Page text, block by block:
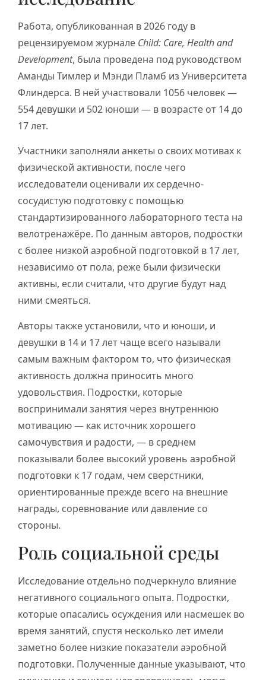
Работа, опубликованная в 2026 году в
рецензируемом журнале Child: Care, Health and
Development, была проведена под руководством
Аманды Тимлер и Мэнди Пламб из Университета
Флиндерса. В ней участвовали 1056 человек —
554 девушки и 502 юноши — в возрасте от 14 до
17 лет.
Участники заполняли анкеты о своих мотивах к
физической активности, после чего
исследователи оценивали их сердечно-
сосудистую подготовку с помощью
стандартизированного лабораторного теста на
велотренажёре. По данным авторов, подростки
с более низкой аэробной подготовкой в 17 лет,
независимо от пола, реже были физически
активны, если считали, что другие будут над
ними смеяться.
Авторы также установили, что и юноши, и
девушки в 14 и 17 лет чаще всего называли
самым важным фактором то, что физическая
активность должна приносить много
удовольствия. Подростки, которые
воспринимали занятия через внутреннюю
мотивацию — как источник хорошего
самочувствия и радости, — в среднем
показывали более высокий уровень аэробной
подготовки к 17 годам, чем сверстники,
ориентированные прежде всего на внешние
награды, соревнование или давление со
стороны.
Роль социальной среды
Исследование отдельно подчеркнуло влияние
негативного социального опыта. Подростки,
которые опасались осуждения или насмешек во
время занятий, спустя несколько лет имели
заметно более низкие показатели аэробной
подготовки. Полученные данные указывают, что